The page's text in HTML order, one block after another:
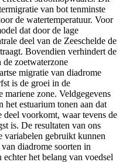
van bot tenminste
de watertemperatuur. Voor
dat door de lage
deel van de Zeeschelde de
Bovendien verhindert de
zoetwaterzone
migratie van diadrome
is de groei in de
mariene zone. Veldgegevens
estuarium tonen aan dat
voorkomt, waar tevens de
is. De resultaten van ons
variabelen gebruikt kunnen
diadrome soorten in
het belang van voedsel